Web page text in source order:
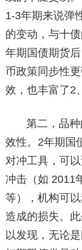
1-3年期来说弹
的变动，与十
年期国债期货
币政策同步性
效，也丰富了2
第二，品
效性。2年期国
对冲工具，可
冲击（如 2011
等），机构可
造成的损失。
以发现，无论